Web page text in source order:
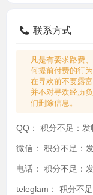
联系方式
凡是有要求路费
何提前付费的行
在寻欢前不要露
并不对寻欢经历
们删除信息。
QQ： 积分不足：发
微信： 积分不足：
电话： 积分不足：
teleglam： 积分不